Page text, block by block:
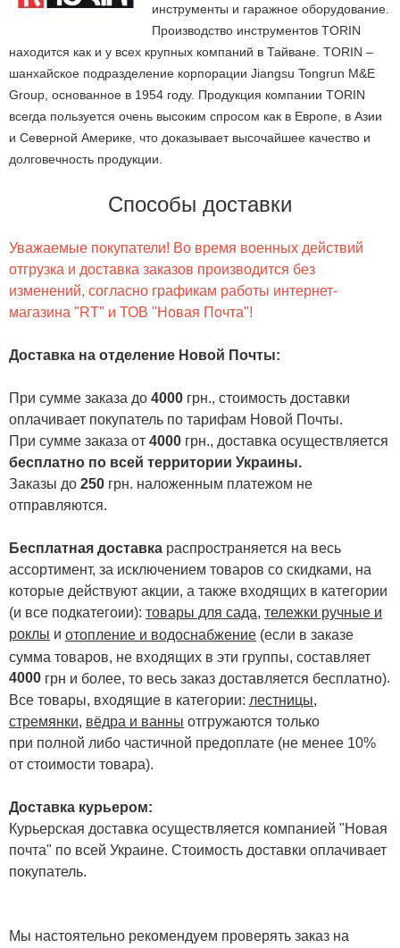
инструменты и гаражное оборудование.
Производство инструментов TORIN
находится как и у всех крупных компаний в Тайване. TORIN –
шанхайское подразделение корпорации Jiangsu Tongrun M&E
Group, основанное в 1954 году. Продукция компании TORIN
всегда пользуется очень высоким спросом как в Европе, в Азии
и Северной Америке, что доказывает высочайшее качество и
долговечность продукции.
Способы доставки
Уважаемые покупатели! Во время военных действий
отгрузка и доставка заказов производится без
изменений, согласно графикам работы интернет-
магазина "RT" и ТОВ "Новая Почта"!
Доставка на отделение Новой Почты:
При сумме заказа до 4000 грн., стоимость доставки
оплачивает покупатель по тарифам Новой Почты.
При сумме заказа от 4000 грн., доставка осуществляется
бесплатно по всей территории Украины.
Заказы до 250 грн. наложенным платежом не
отправляются.
Бесплатная доставка распространяется на весь
ассортимент, за исключением товаров со скидками, на
которые действуют акции, а также входящих в категории
(и все подкатегоии): товары для сада, тележки ручные и
роклы и отопление и водоснабжение (если в заказе
сумма товаров, не входящих в эти группы, составляет
4000 грн и более, то весь заказ доставляется бесплатно).
Все товары, входящие в категории: лестницы,
стремянки, вёдра и ванны отгружаются только
при полной либо частичной предоплате (не менее 10%
от стоимости товара).
Доставка курьером:
Курьерская доставка осуществляется компанией "Новая
почта" по всей Украине. Стоимость доставки оплачивает
покупатель.
Мы настоятельно рекомендуем проверять заказ на